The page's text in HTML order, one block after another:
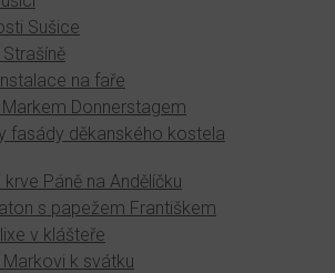
Sušice
na faře
Markem Donnerstagem
fasády děkanského kostela
Páně na Andělíčku
s papežem Františkem
v klášteře
k svátku